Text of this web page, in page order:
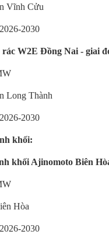
Vĩnh Cửu
2030
rác W2E Đồng Nai - giai
Long Thành
2030
khối:
khối Ajinomoto Biên
Hòa
2030